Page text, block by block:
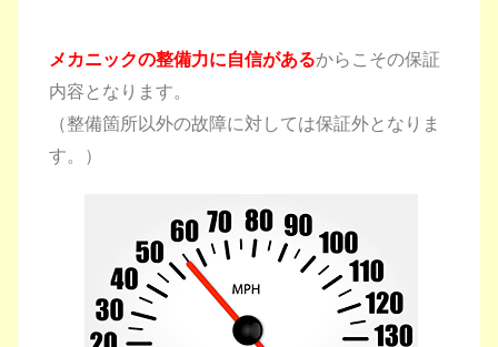
メカニックの整備力に自信があるからこその保証
内容となります。
（整備箇所以外の故障に対しては保証外となりま
す。）